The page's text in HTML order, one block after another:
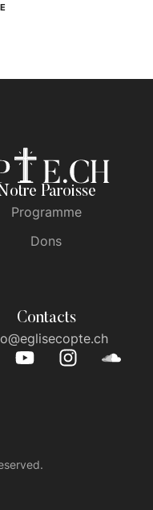
Paroisse
Programme
Dons
Contacts